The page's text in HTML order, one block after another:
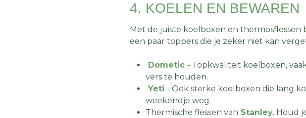
4. KOELEN EN BEWAREN
Met de juiste koelboxen en
een paar toppers die je zeker niet kan
Dometic - Topkwaliteit koelboxen,
vers te houden.
Yeti - Ook sterke koelboxen die lang
weekendje weg.
Thermische flessen van Stanley. Houd